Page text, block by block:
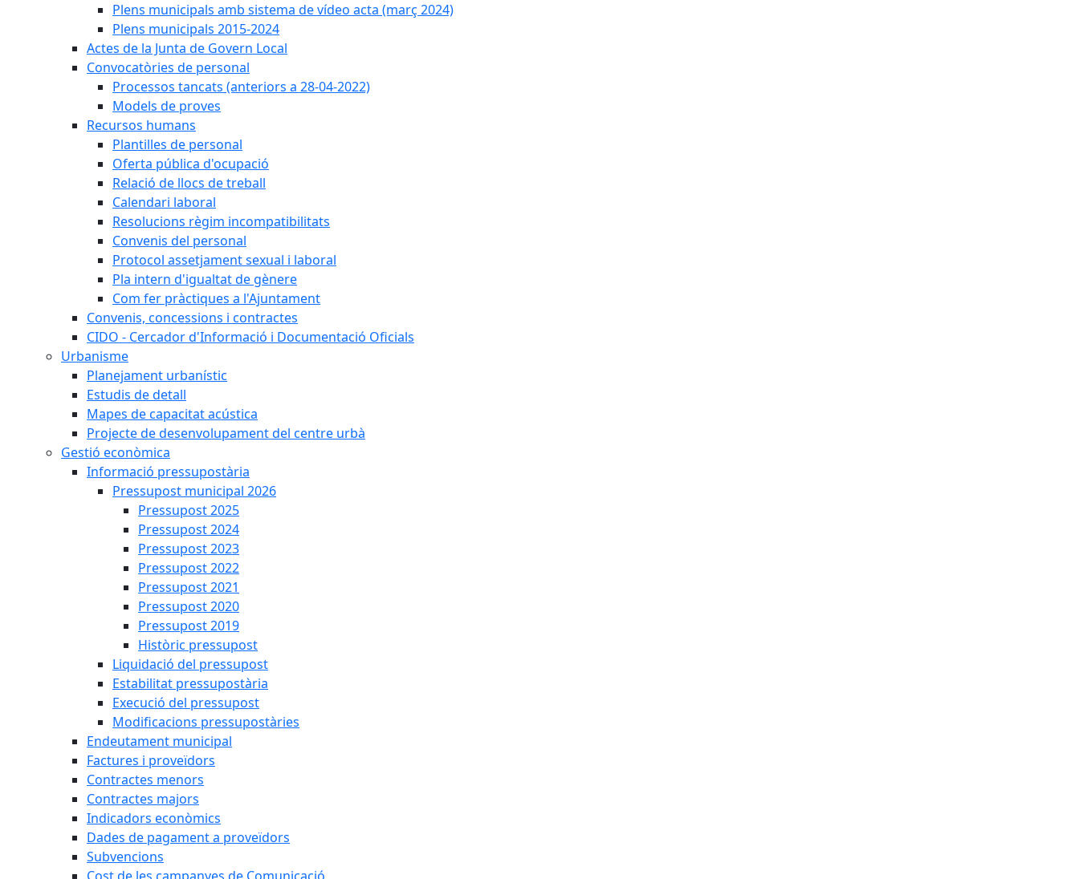
Plens municipals amb sistema de vídeo acta (març 2024)
Plens municipals 2015-2024
Actes de la Junta de Govern Local
Convocatòries de personal
Processos tancats (anteriors a 28-04-2022)
Models de proves
Recursos humans
Plantilles de personal
Oferta pública d'ocupació
Relació de llocs de treball
Calendari laboral
Resolucions règim incompatibilitats
Convenis del personal
Protocol assetjament sexual i laboral
Pla intern d'igualtat de gènere
Com fer pràctiques a l'Ajuntament
Convenis, concessions i contractes
CIDO - Cercador d'Informació i Documentació Oficials
Urbanisme
Planejament urbanístic
Estudis de detall
Mapes de capacitat acústica
Projecte de desenvolupament del centre urbà
Gestió econòmica
Informació pressupostària
Pressupost municipal 2026
Pressupost 2025
Pressupost 2024
Pressupost 2023
Pressupost 2022
Pressupost 2021
Pressupost 2020
Pressupost 2019
Històric pressupost
Liquidació del pressupost
Estabilitat pressupostària
Execució del pressupost
Modificacions pressupostàries
Endeutament municipal
Factures i proveïdors
Contractes menors
Contractes majors
Indicadors econòmics
Dades de pagament a proveïdors
Subvencions